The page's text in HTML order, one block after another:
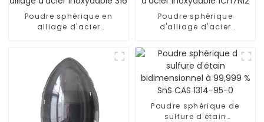
Poudre sphérique en
alliage d'acier
Poudre sphérique
d'alliage d'acier
Poudre sphérique de
sulfure d'étain